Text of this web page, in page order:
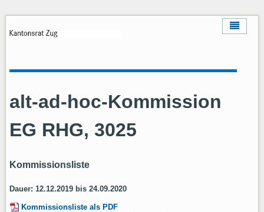
alt-ad-hoc-Kommission
EG RHG, 3025
Kommissionsliste
Dauer: 12.12.2019 bis 24.09.2020
Kommissionsliste als PDF